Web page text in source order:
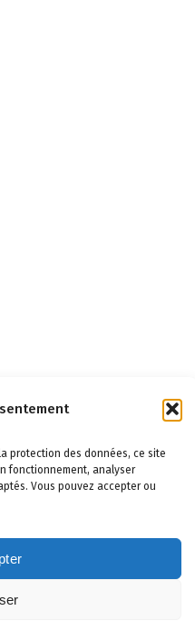
protection des données, ce site
fonctionnement, analyser
Vous pouvez accepter ou